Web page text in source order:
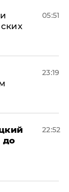
05:51
23:19
до
22:52